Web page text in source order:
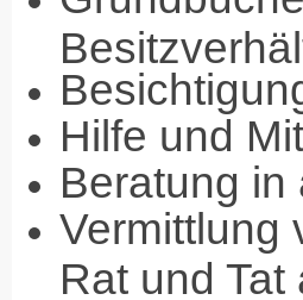
Hilfe und
Beratung
Vermittlung
Rat und